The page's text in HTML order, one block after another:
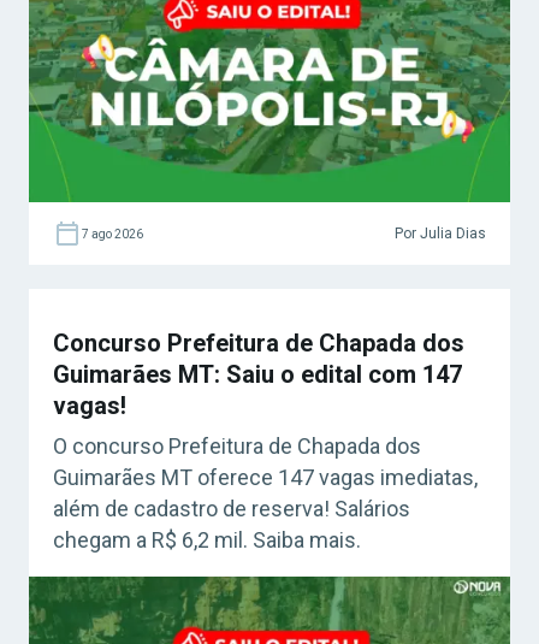
7 ago 2026 Por Julia Dias
Concurso Prefeitura de Chapada dos
Guimarães MT: Saiu o edital com 147
vagas!
O concurso Prefeitura de Chapada dos
Guimarães MT oferece 147 vagas imediatas,
além de cadastro de reserva! Salários
chegam a R$ 6,2 mil. Saiba mais.